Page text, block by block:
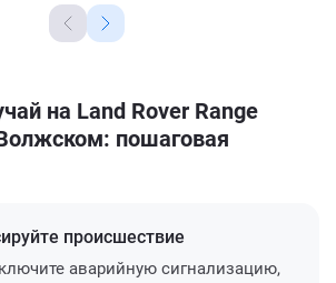
на Land Rover Range
пошаговая
происшествие
аварийную сигнализацию,